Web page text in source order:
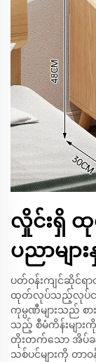
လှိုင်းရှိ ထု
ပညာများ
ပတ်ဝန်းကျင်ဆိုင်ရာ
ထုတ်လုပ်သည့်လုပ်ငန်း
ကုမ္ပဏီများသည် စ
သည့် စီမံကိန်းမျာ
တိုးတက်သော အိပ်ခ
သစ်ပင်များကို တာ